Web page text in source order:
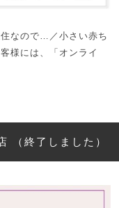
住なので…／小さい赤ち
様には、「オンライ
（終了しました）